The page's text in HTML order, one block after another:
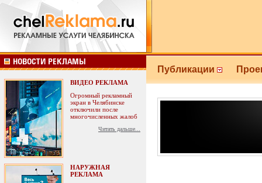
ВИДЕО РЕКЛАМА
Огромный рекламный
экран в Челябинске
отключили после
многочисленных жалоб
Читать дальше...
НАРУЖНАЯ
РЕКЛАМА
Публикации